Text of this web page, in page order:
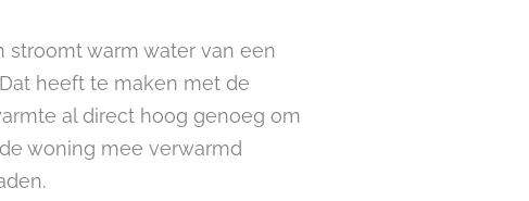
stroomt warm water van een
heeft te maken met de
al direct hoog genoeg om
woning mee verwarmd